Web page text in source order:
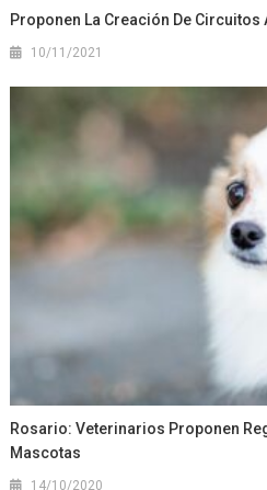
Proponen La Creación De
10/11/2021
Rosario: Veterinarios Proponen
Mascotas
14/10/2020